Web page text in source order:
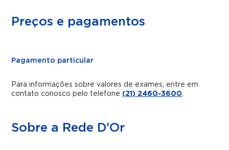
Preços e pagamentos
Pagamento particular
Para informações sobre valores de exames, entre em
contato conosco pelo telefone (21) 2460-3600.
Sobre a Rede D'Or